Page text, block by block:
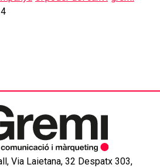
Via Laietana, 32 Despatx 303,